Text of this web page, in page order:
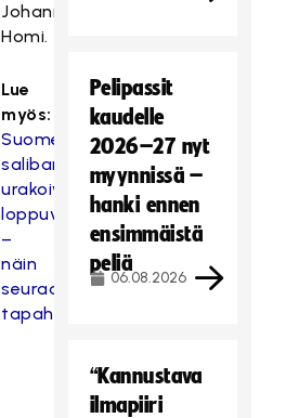
Johanna
Homi.
Lue
myös:
Suomen
salibandymaajoukkueet
urakoivat
loppuviikon
–
näin
seuraat
tapahtumia
Pelipassit
kaudelle
2026–27 nyt
myynnissä –
hanki ennen
ensimmäistä
peliä
06.08.2026
“Kannustava
ilmapiiri